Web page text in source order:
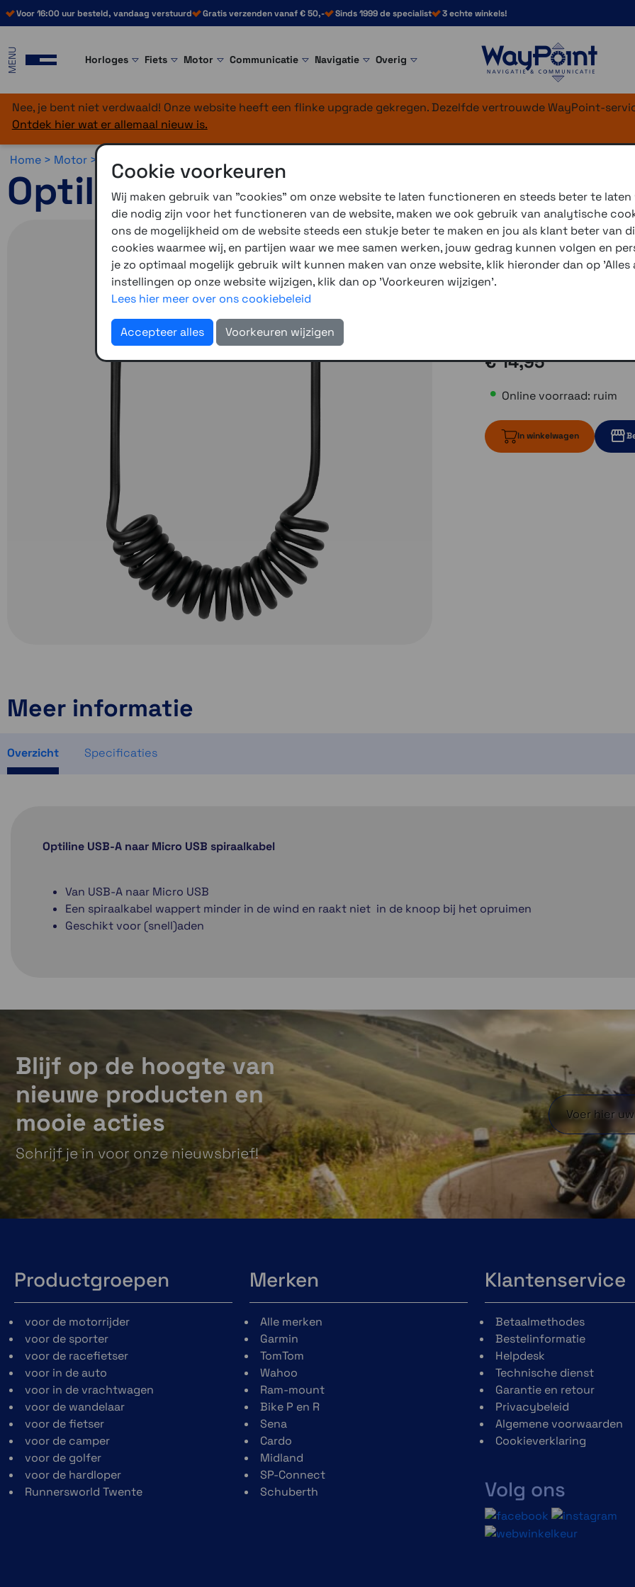
Voor 16:00 uur besteld, vandaag verstuurd Gratis verzenden vanaf € 50,- Sinds 1999 de specialist 3 echte winkels!
MENU Horloges Fiets Motor Communicatie Navigatie Overig
Nee, je bent niet verdwaald! Onze website heeft een flinke upgrade gekregen. Dezelfde vertrouwde WayPoint-
Ontdek hier wat er allemaal nieuw is.
Home > Motor >
Optiline USB-A naar Micro USB
Uittrekbaar tot 1 meter,
3 winkels voor uitleg en
voor 16.00 uur
€ 14,95
Online voorraad: ruim
In winkelwagen
Meer informatie
Overzicht Specificaties
Optiline USB-A naar Micro USB spiraalkabel
Van USB-A naar Micro USB
Een spiraalkabel wappert minder in de wind en raakt niet in de knoop bij het opruimen
Geschikt voor (snell)aden
Blijf op de hoogte van
nieuwe producten en
mooie acties
Schrijf je in voor onze nieuwsbrief!
Productgroepen
voor de motorrijder
voor de sporter
voor de racefietser
voor in de auto
voor in de vrachtwagen
voor de wandelaar
voor de fietser
voor de camper
voor de golfer
voor de hardloper
Runnersworld Twente
Merken
Alle merken
Garmin
TomTom
Wahoo
Ram-mount
Bike P en R
Sena
Cardo
Midland
SP-Connect
Schuberth
Klantenservice
Betaalmethodes
Bestelinformatie
Helpdesk
Technische dienst
Garantie en retour
Privacybeleid
Algemene voorwaarden
Cookieverklaring
Volg ons
Cookie voorkeuren
Wij maken gebruik van "cookies" om onze website te laten functioneren en steeds beter te
die nodig zijn voor het functioneren van de website, maken we ook gebruik van analytische
ons de mogelijkheid om de website steeds een stukje beter te maken en jou als klant beter van
cookies waarmee wij, en partijen waar we mee samen werken, jouw gedrag kunnen volgen en
je zo optimaal mogelijk gebruik wilt kunnen maken van onze website, klik hieronder dan op
instellingen op onze website wijzigen, klik dan op 'Voorkeuren wijzigen'.
Lees hier meer over ons cookiebeleid
Accepteer alles Voorkeuren wijzigen